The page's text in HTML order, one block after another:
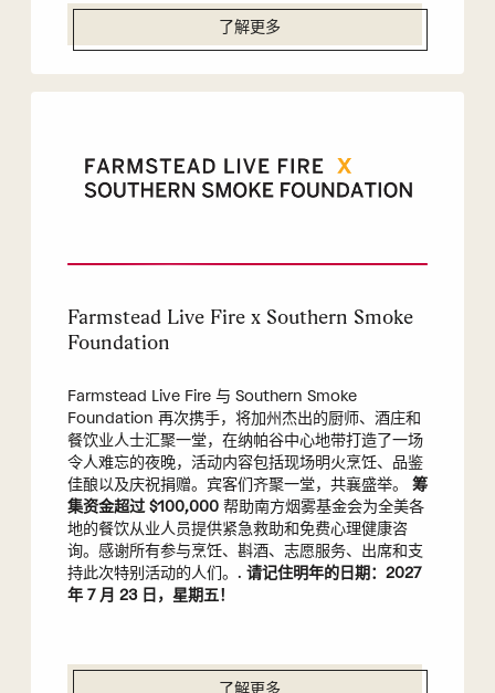
了解更多
Farmstead Live Fire x Southern Smoke
Foundation
Farmstead Live Fire 与 Southern Smoke
Foundation 再次携手，将加州杰出的厨师、酒庄和
餐饮业人士汇聚一堂，在纳帕谷中心地带打造了一场
令人难忘的夜晚，活动内容包括现场明火烹饪、品鉴
佳酿以及庆祝捐赠。宾客们齐聚一堂，共襄盛举。 筹
集资金超过 $100,000帮助南方烟雾基金会为全美各
地的餐饮从业人员提供紧急救助和免费心理健康咨
询。感谢所有参与烹饪、斟酒、志愿服务、出席和支
持此次特别活动的人们。. 请记住明年的日期：2027
年 7 月 23 日，星期五！